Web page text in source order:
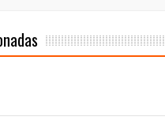
recibe